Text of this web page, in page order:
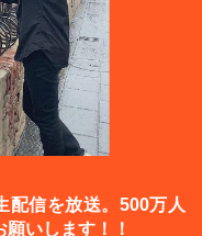
配信を放送。500万人
いします！！